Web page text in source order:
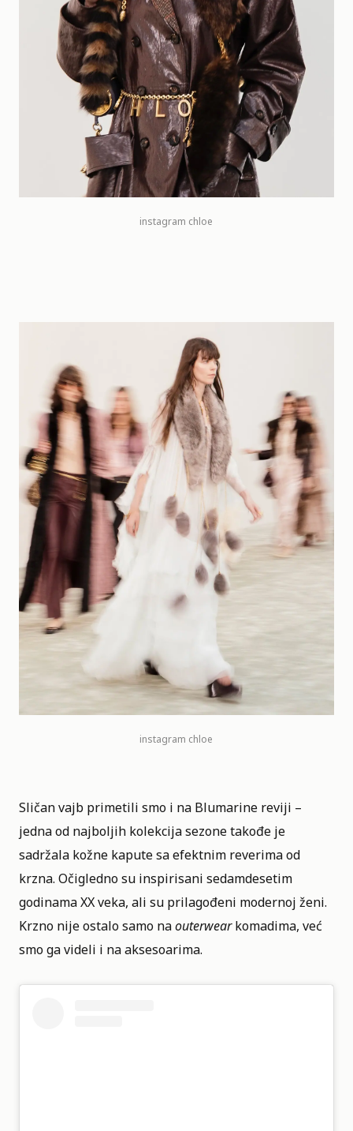
instagram chloe
instagram chloe
Sličan vajb primetili smo i na Blumarine reviji –
jedna od najboljih kolekcija sezone takođe je
sadržala kožne kapute sa efektnim reverima od
krzna. Očigledno su inspirisani sedamdesetim
godinama XX veka, ali su prilagođeni modernoj ženi.
Krzno nije ostalo samo naouterwearkomadima, već
smo ga videli i na aksesoarima.